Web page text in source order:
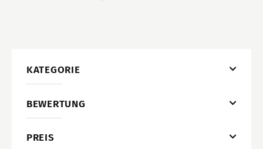
KATEGORIE
BEWERTUNG
PREIS